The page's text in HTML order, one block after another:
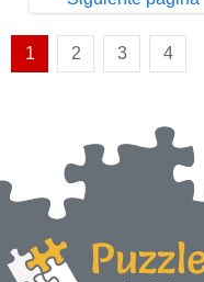
1 2 3 4